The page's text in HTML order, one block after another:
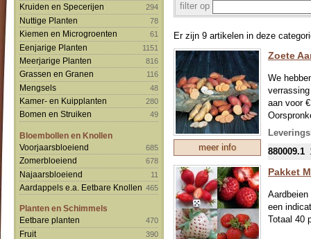
Kruiden en Specerijen 294
Nuttige Planten 78
Kiemen en Microgroenten 61
Eenjarige Planten 1151
Meerjarige Planten 816
Grassen en Granen 116
Mengsels 48
Kamer- en Kuipplanten 280
Bomen en Struiken 49
Bloembollen en Knollen
Voorjaarsbloeiend
685
Zomerbloeiend 678
Najaarsbloeiend 11
Aardappels e.a. Eetbare Knollen 465
Planten en Schimmels
Eetbare planten
470
Fruit 390
filter op
Er zijn 9 artikelen in deze
meer info
Zoete
We
aan voor
Inmiddels
Naast
In Noord-
u
bedje vol
Bij latere
worden
een
880009.1
Pakket
een
Totaal 40